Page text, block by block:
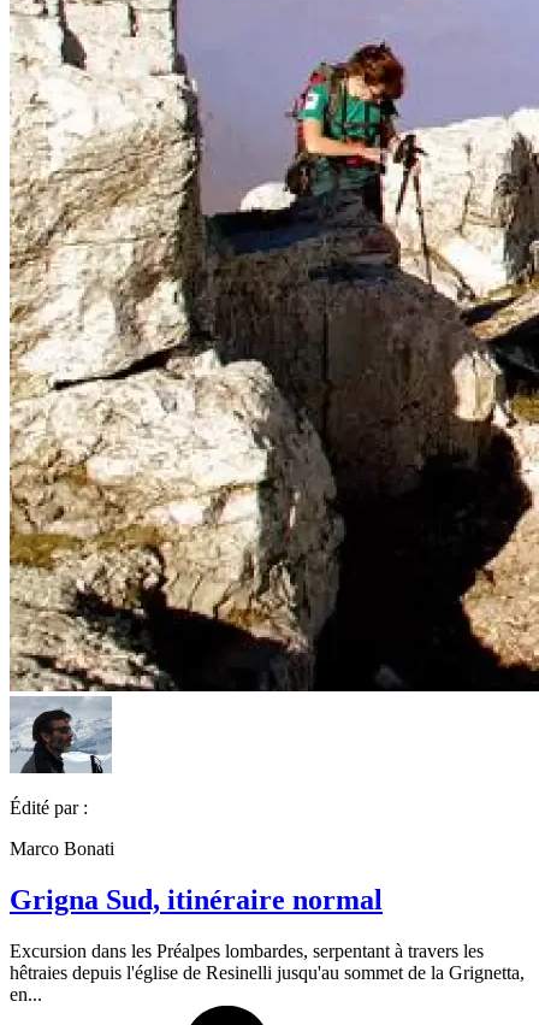
Édité par :
Marco Bonati
Grigna Sud, itinéraire normal
Excursion dans les Préalpes lombardes, serpentant à travers les
hêtraies depuis l'église de Resinelli jusqu'au sommet de la Grignetta,
en...